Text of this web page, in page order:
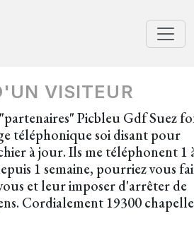
VISITEUR
Picbleu Gdf Suez
téléphonique soi disant pour
à jour. Ils me téléphonent 1
1 semaine, pourriez vous
et leur imposer d'arrêter de
Cordialement 19300 chapelle